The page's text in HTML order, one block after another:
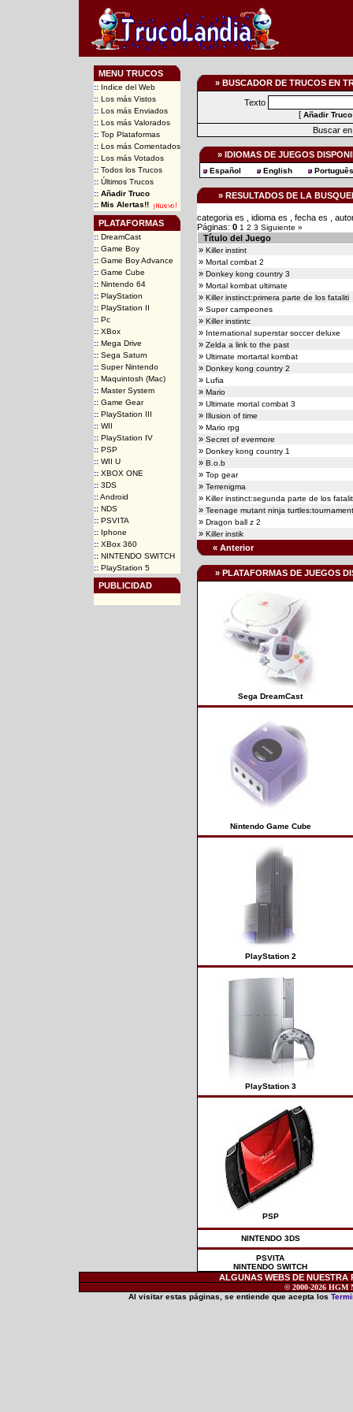
MENU TRUCOS
::Indice del Web
::Los más Vistos
::Los más Enviados
::Los más Valorados
::Top Plataformas
::Los más Comentados
::Los más Votados
::Todos los Trucos
::Últimos Trucos
:: Añadir Truco
:: Mis Alertas!!
PLATAFORMAS
::DreamCast
::Game Boy
::Game Boy Advance
::Game Cube
::Nintendo 64
::PlayStation
::PlayStation II
::Pc
::XBox
::Mega Drive
::Sega Saturn
::Super Nintendo
::Maquintosh (Mac)
::Master System
::Game Gear
::PlayStation III
::WII
::PlayStation IV
::PSP
::WII U
::XBOX ONE
::3DS
::Android
::NDS
::PSVITA
::Iphone
::XBox 360
::NINTENDO SWITCH
::PlayStation 5
PUBLICIDAD
» BUSCADOR DE TRUCOS EN
Texto
[ Añadir Truco
Buscar
» IDIOMAS DE JUEGOS
Español English Português
» RESULTADOS DE LA
categoria es , idioma es , fecha es ,
Páginas: 0 1 2 3 Siguiente »
Título del Juego
» Killer instint
» Mortal combat 2
» Donkey kong country 3
» Mortal kombat ultimate
» Killer instinct:primera parte de los fataliti
» Super campeones
» Killer instintc
» International superstar soccer deluxe
» Zelda a link to the past
» Ultimate mortartal kombat
» Donkey kong country 2
» Lufia
» Mario
» Ultimate mortal combat 3
» Illusion of time
» Mario rpg
» Secret of evermore
» Donkey kong country 1
» B.o.b
» Top gear
» Terrenigma
» Killer instinct:segunda parte de los
» Teenage mutant ninja
» Dragon ball z 2
» Killer instik
« Anterior
» PLATAFORMAS DE JUEGOS
Sega DreamCast
Nintendo Game Cube
PlayStation 2
PlayStation 3
PSP
NINTENDO 3DS
PSVITA
NINTENDO SWITCH
ALGUNAS WEBS DE NUESTRA
© 2000-2026 HGM
Al visitar estas páginas, se entiende que acepta los